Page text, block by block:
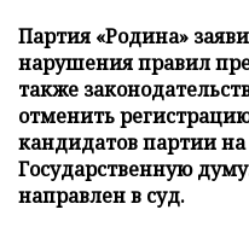
Партия «Родина»
нарушения правил
также
отменить
кандидатов партии на
Государственную
направлен в суд.